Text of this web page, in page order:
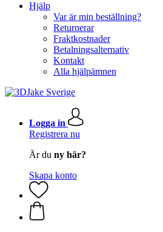
Hjälp
Var är min beställning?
Returnerar
Fraktkostnader
Betalningsalternativ
Kontakt
Alla hjälpämnen
Logga in
Registrera nu
Är du ny här?
Skapa konto